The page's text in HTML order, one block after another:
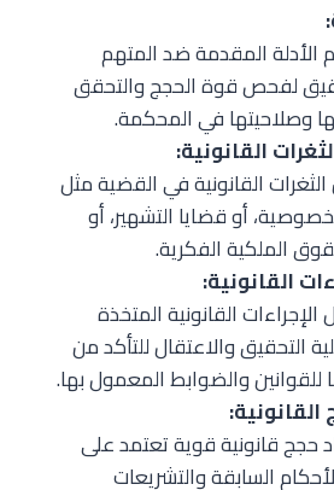
الأدلة المقدمة ضد المتهم
لفحص قوة الحجج والتحقق
وصلاحيتها في المحكمة.
القانونية:
القانونية في القضية مثل
أو قضايا التشهير، أو
الملكية الفكرية.
القانونية:
الإجراءات القانونية المتخذة
التحقيق والاعتقال للتأكد من
للقوانين والضوابط المعمول بها.
حجج قانونية قوية تعتمد على
السابقة والتشريعات